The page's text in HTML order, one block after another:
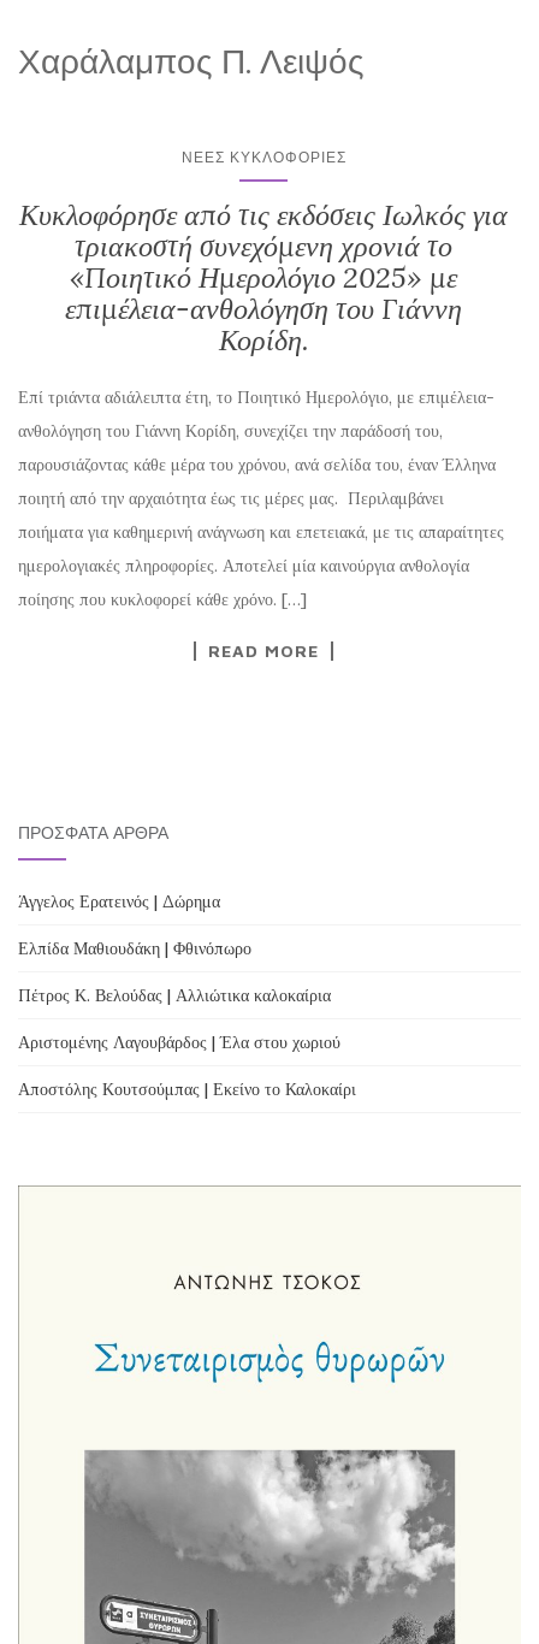
Χαράλαμπος Π. Λειψός
ΝΈΕΣ ΚΥΚΛΟΦΟΡΊΕΣ
Κυκλοφόρησε από τις εκδόσεις Ιωλκός για
τριακοστή συνεχόμενη χρονιά το
«Ποιητικό Ημερολόγιο 2025» με
επιμέλεια-ανθολόγηση του Γιάννη
Κορίδη.
Επί τριάντα αδιάλειπτα έτη, το Ποιητικό Ημερολόγιο, με επιμέλεια-
ανθολόγηση του Γιάννη Κορίδη, συνεχίζει την παράδοσή του,
παρουσιάζοντας κάθε μέρα του χρόνου, ανά σελίδα του, έναν Έλληνα
ποιητή από την αρχαιότητα έως τις μέρες μας. Περιλαμβάνει
ποιήματα για καθημερινή ανάγνωση και επετειακά, με τις απαραίτητες
ημερολογιακές πληροφορίες. Αποτελεί μία καινούργια ανθολογία
ποίησης που κυκλοφορεί κάθε χρόνο. […]
READ MORE
ΠΡΌΣΦΑΤΑ ΆΡΘΡΑ
Άγγελος Ερατεινός | Δώρημα
Ελπίδα Μαθιουδάκη | Φθινόπωρο
Πέτρος Κ. Βελούδας | Αλλιώτικα καλοκαίρια
Αριστομένης Λαγουβάρδος | Έλα στου χωριού
Αποστόλης Κουτσούμπας | Εκείνο το Καλοκαίρι